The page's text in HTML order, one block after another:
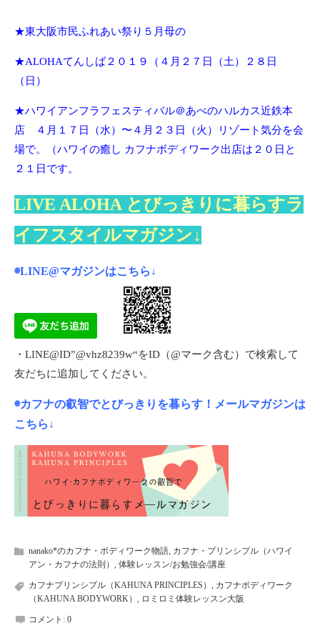
★東大阪市民ふれあい祭り５月母の
★ALOHAてんしば２０１９（４月２７日（土）２８日
（日）
★ハワイアンフラフェスティバル＠あべのハルカス近鉄本
店 ４月１７日（水）〜４月２３日（火）リゾート気分を会
場で。
（ハワイの癒し カフナボディワーク出店は２０日と
２１日です。
LIVE ALOHA とびっきりに暮らすラ
イフスタイルマガジン↓
◉LINE@マガジンはこちら ↓
・LINE@ID”@vhz8239w“をID（@マーク含む）で検索して
友だちに追加してください。
◉カフナの叡智でとびっきりを暮らす！メールマガジンは
こちら↓
nanako*のカフナ・ボディワーク物語, カフナ・プリンシプル（ハワイ
アン・カフナの法則） , 体験レッスン/お勉強会/講座
カフナプリンシプル（KAHUNA PRINCIPLES） , カフナボディワーク
（KAHUNA BODYWORK） , ロミロミ体験レッスン大阪
コメント: 0